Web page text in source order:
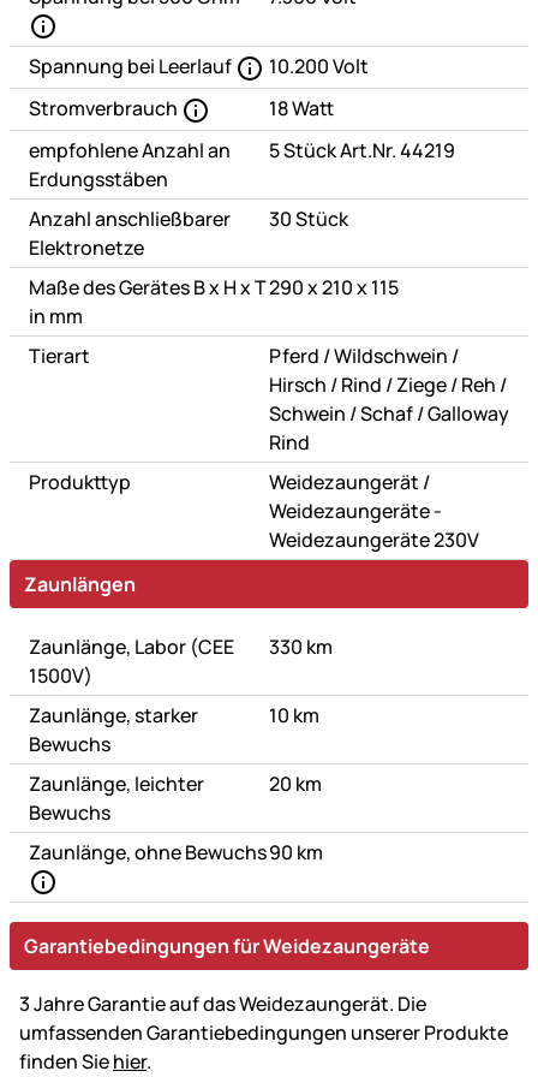
Spannung bei Leerlauf
10.200 Volt
Stromverbrauch
18 Watt
empfohlene Anzahl an
Erdungsstäben
5 Stück Art.Nr. 44219
Anzahl anschließbarer
Elektronetze
30 Stück
Maße des Gerätes B x H x T
in mm
290 x 210 x 115
Tierart Pferd /oder
Wildschwein /oder
Hirsch /oder
Rind /oder
Ziege/oder
Reh /
Schwein /oder
Schaf/oder
Galloway
Rind
Produkttyp
Weidezaungerät /oder
Weidezaungeräte -
Weidezaungeräte 230V
Zaunlängen
Zaunlänge, Labor (CEE
1500V)
330 km
Zaunlänge, starker
Bewuchs
10 km
Zaunlänge, leichter
Bewuchs
20 km
Zaunlänge, ohne Bewuchs90 km
Garantiebedingungen für Weidezaungeräte
3 Jahre Garantie auf das Weidezaungerät. Die
umfassenden Garantiebedingungen unserer Produkte
finden Siehier.